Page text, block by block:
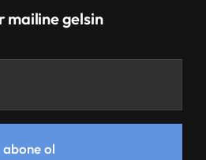
mailine gelsin
abone ol